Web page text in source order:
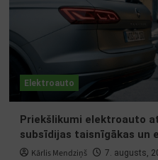
Elektroauto
Priekšlikumi elektroauto
subsīdijas taisnīgākas un
Kārlis Mendziņš 7. augusts,